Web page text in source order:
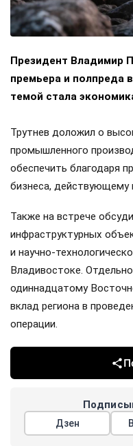
Президент Владимир
премьера и полпреда
темой стала
Трутнев доложил о
промышленного
обеспечить благодаря
бизнеса, действующему
Также на встрече
инфраструктурных
и научно-
Владивостоке.
одиннадцатому
вклад региона в
операции.
Дзен